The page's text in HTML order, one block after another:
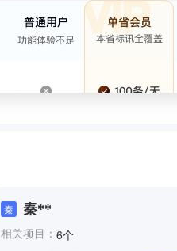
秦 秦**
相关项目： 6个